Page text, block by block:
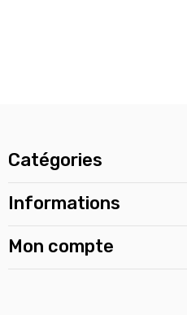
Catégories
Informations
Mon compte